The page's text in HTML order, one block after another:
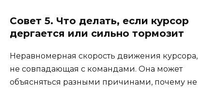
Совет 5. Что делать, если курсор
дергается или сильно тормозит
Неравномерная скорость движения курсора,
не совпадающая с командами. Она может
объясняться разными причинами, почему не